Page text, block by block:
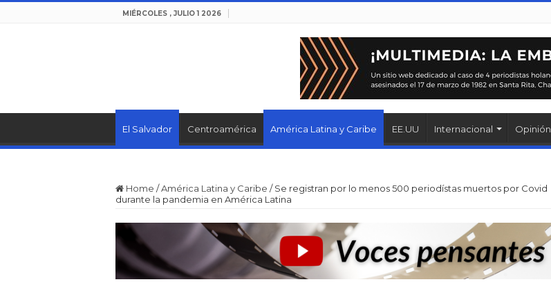
MIÉRCOLES , JULIO 1 2026
El Salvador Centroamérica América Latina y Caribe EE.UU Internacional Opinión
Home /América Latina y Caribe / Se registran por lo menos 500 periodístas muertos por Covid
durante la pandemia en América Latina